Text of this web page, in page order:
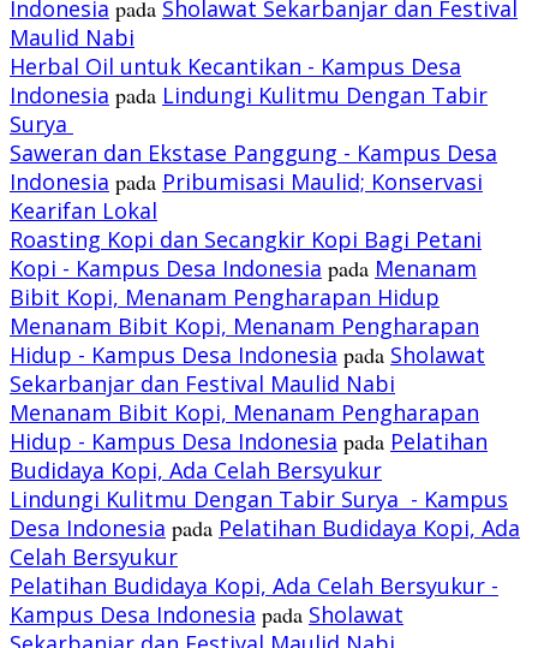
Indonesia pada Sholawat Sekarbanjar dan Festival
Maulid Nabi
Herbal Oil untuk Kecantikan - Kampus Desa
Indonesia pada Lindungi Kulitmu Dengan Tabir
Surya
Saweran dan Ekstase Panggung - Kampus Desa
Indonesia pada Pribumisasi Maulid; Konservasi
Kearifan Lokal
Roasting Kopi dan Secangkir Kopi Bagi Petani
Kopi - Kampus Desa Indonesia pada Menanam
Bibit Kopi, Menanam Pengharapan Hidup
Menanam Bibit Kopi, Menanam Pengharapan
Hidup - Kampus Desa Indonesia pada Sholawat
Sekarbanjar dan Festival Maulid Nabi
Menanam Bibit Kopi, Menanam Pengharapan
Hidup - Kampus Desa Indonesia pada Pelatihan
Budidaya Kopi, Ada Celah Bersyukur
Lindungi Kulitmu Dengan Tabir Surya - Kampus
Desa Indonesia pada Pelatihan Budidaya Kopi, Ada
Celah Bersyukur
Pelatihan Budidaya Kopi, Ada Celah Bersyukur -
Kampus Desa Indonesia pada Sholawat